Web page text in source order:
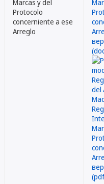
Marcas y del
Protocolo
concerniente a ese
Arreglo